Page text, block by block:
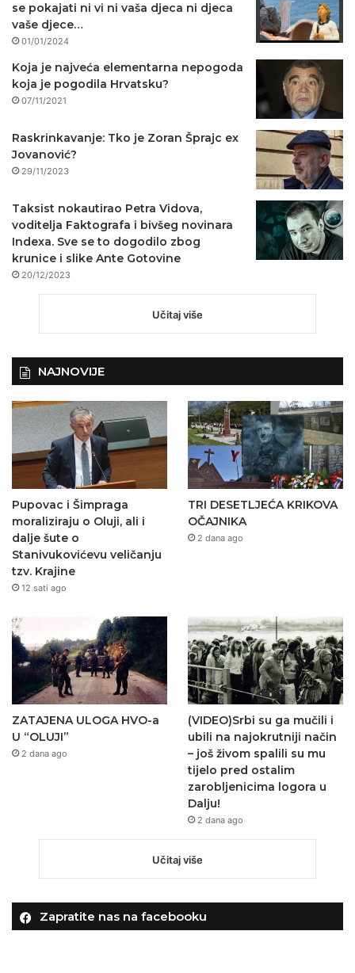
se pokajati ni vi ni vaša djeca ni djeca
vaše djece…
01/01/2024
Koja je najveća elementarna nepogoda
koja je pogodila Hrvatsku?
07/11/2021
Raskrinkavanje: Tko je Zoran Šprajc ex
Jovanović?
29/11/2023
Taksist nokautirao Petra Vidova,
voditelja Faktografa i bivšeg novinara
Indexa. Sve se to dogodilo zbog
krunice i slike Ante Gotovine
20/12/2023
Učitaj više
NAJNOVIJE
Pupovac i Šimpraga
moraliziraju o Oluji, ali i
dalje šute o
Stanivukovićevu veličanju
tzv. Krajine
12 sati ago
TRI DESETLJEĆA KRIKOVA
OČAJNIKA
2 dana ago
ZATAJENA ULOGA HVO-a
U “OLUJI”
2 dana ago
(VIDEO)Srbi su ga mučili i
ubili na najokrutniji način
– još živom spalili su mu
tijelo pred ostalim
zarobljenicima logora u
Dalju!
2 dana ago
Učitaj više
Zapratite nas na facebooku